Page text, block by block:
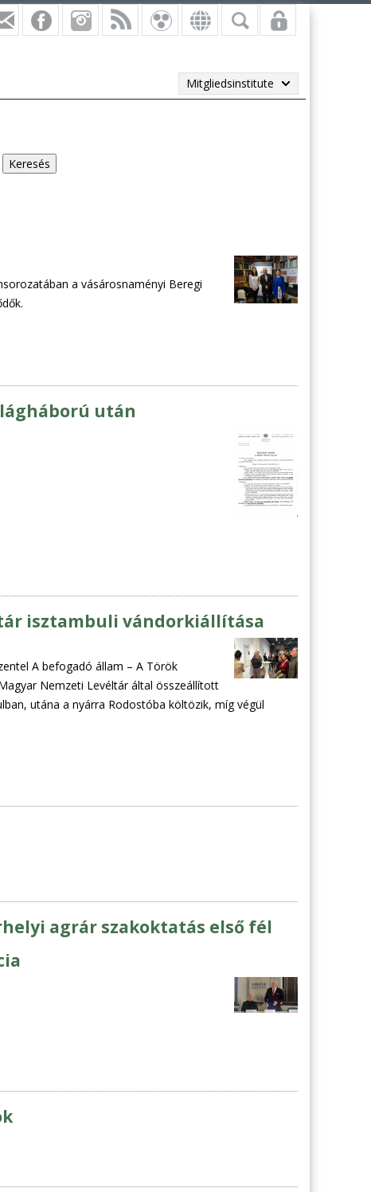
Mitgliedsinstitute
a vásárosnaményi Beregi
után
isztambuli vándorkiállítása
A befogadó állam – A Török
Nemzeti Levéltár által összeállított
utána a nyárra Rodostóba költözik, míg végül
agrár szakoktatás első fél